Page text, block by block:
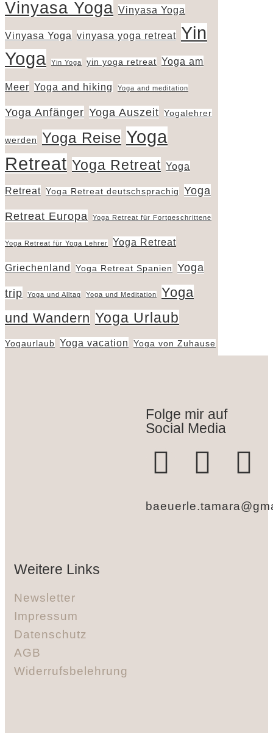
Vinyasa Yoga Vinyasa Yoga
Vinyasa Yoga vinyasa yoga retreat Yin
Yoga
Yin Yoga yin yoga retreat Yoga am
Meer Yoga and hiking Yoga and meditation
Yoga Anfänger Yoga Auszeit Yogalehrer
werden Yoga Reise Yoga
Retreat Yoga Retreat Yoga
Retreat Yoga Retreat deutschsprachig
Yoga
Retreat Europa
Yoga Retreat für Fortgeschrittene
Yoga Retreat für Yoga Lehrer Yoga Retreat
Griechenland Yoga Retreat Spanien
Yoga
trip
Yoga und Alltag Yoga und Meditation
Yoga
und Wandern Yoga Urlaub
Yogaurlaub Yoga vacation Yoga von Zuhause
Folge mir auf
Social Media
Weitere Links
Newsletter
Impressum
Datenschutz
AGB
Widerrufsbelehrung